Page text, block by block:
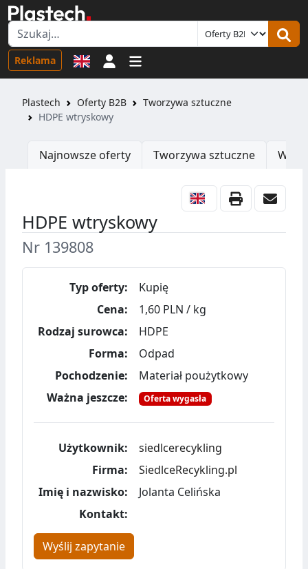
Reklama Logowanie
Plastech Oferty B2B
Tworzywa sztuczne
HDPE wtryskowy
Najnowsze oferty Tworzywa sztuczne
HDPE wtryskowy
Nr 139808
Typ oferty:
Kupię
Cena:
1,60 PLN / kg
Rodzaj surowca:
HDPE
Forma:
Odpad
Pochodzenie:
Materiał poużytkowy
Ważna jeszcze:
Oferta wygasła
Użytkownik:
siedlcerecykling
Firma:
SiedlceRecykling.pl
Imię i nazwisko:
Jolanta Celińska
Kontakt:
Wyślij zapytanie